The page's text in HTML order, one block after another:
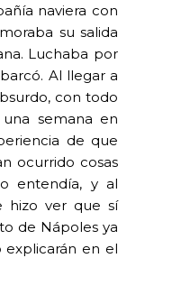
naviera con
su salida
Luchaba por
Al llegar a
con todo
semana en
de que
ocurrido cosas
entendía, y al
hizo ver que sí
de Nápoles ya
explicarán en el